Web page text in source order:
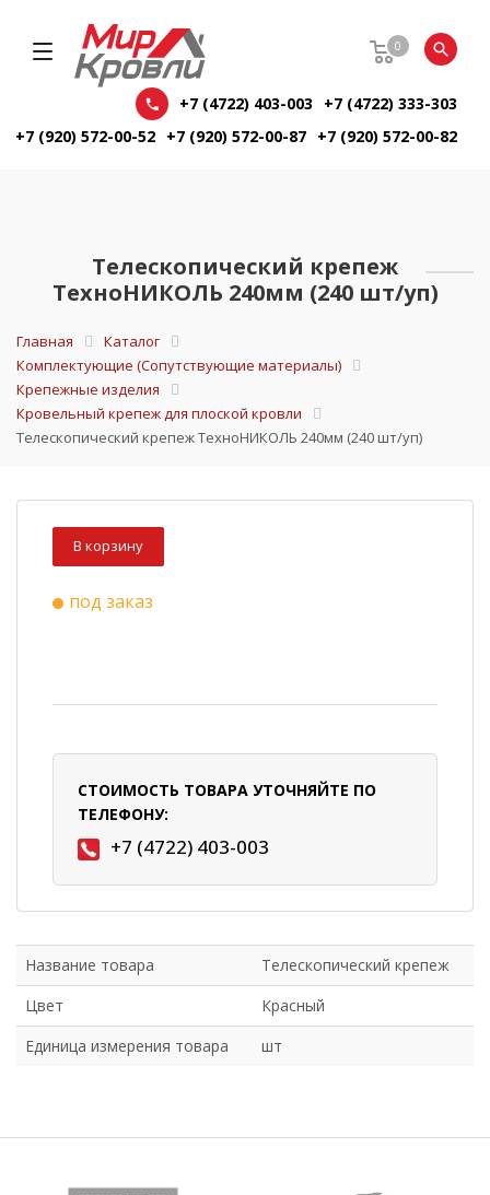
0
+7 (4722) 403-003
+7 (4722) 333-303
+7 (920) 572-00-52 +7 (920) 572-00-87 +7 (920) 572-00-82
Телескопический крепеж
ТехноНИКОЛЬ 240мм (240 шт/уп)
Главная
Каталог
Комплектующие (Сопутствующие материалы)
Крепежные изделия
Кровельный крепеж для плоской кровли
Телескопический крепеж ТехноНИКОЛЬ 240мм (240 шт/уп)
В корзину
под заказ
СТОИМОСТЬ ТОВАРА УТОЧНЯЙТЕ ПО
ТЕЛЕФОНУ:
+7 (4722) 403-003
Название товара
Телескопический крепеж
Цвет
Красный
Единица измерения товара
шт